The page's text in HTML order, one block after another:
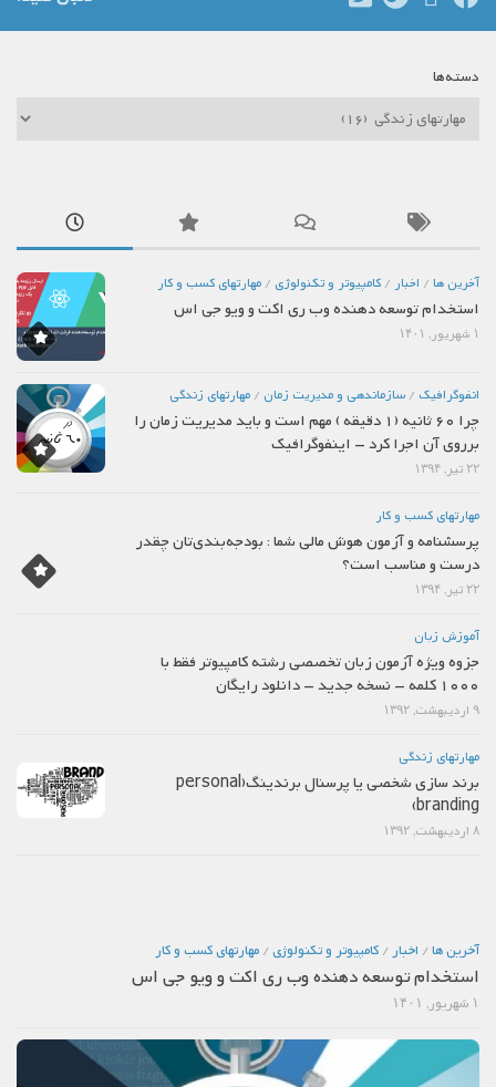
دسته‌ها
دسته‌ها
آخرین ها / اخبار / كامپيوتر و تكنولوژي / مهارتهاي كسب و كار
استخدام توسعه دهنده وب ری اکت و ویو جی اس
۱ شهریور, ۱۴۰۱
انفوگرافیک / سازماندهي و مديريت زمان / مهارتهاي زندگي
چرا 60 ثانیه (1 دقیقه ) مهم است و باید مدیریت زمان را
برروی آن اجرا کرد – اینفوگرافیک
۲۲ تیر, ۱۳۹۴
مهارتهاي كسب و كار
پرسشنامه و آزمون هوش مالی شما : بودجه‌بندی‌تان چقدر
درست و مناسب است؟
۲۲ تیر, ۱۳۹۴
آموزش زبان
جزوه ویژه آزمون زبان تخصصی رشته کامپیوتر فقط با
1000 کلمه – نسخه جدید – دانلود رایگان
۹ اردیبهشت, ۱۳۹۲
مهارتهاي زندگي
برند سازی شخصی یا پرسنال برندینگ(personal
branding)
۸ اردیبهشت, ۱۳۹۲
آخرین ها/ اخبار/ كامپيوتر و تكنولوژي/ مهارتهاي كسب و كار
استخدام توسعه دهنده وب ری اکت و ویو جی اس
۱ شهریور, ۱۴۰۱